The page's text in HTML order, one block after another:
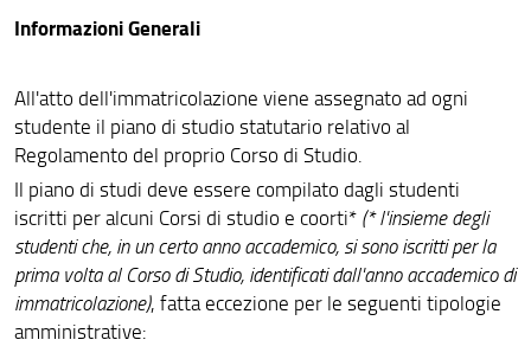
Informazioni Generali
All'atto dell'immatricolazione viene assegnato ad ogni
studente il piano di studio statutario relativo al
Regolamento del proprio Corso di Studio.
Il piano di studi deve essere compilato dagli studenti
iscritti per alcuni Corsi di studio e coorti* (* l'insieme degli
studenti che, in un certo anno accademico, si sono iscritti per la
prima volta al Corso di Studio, identificati dall'anno accademico di
immatricolazione), fatta eccezione per le seguenti tipologie
amministrative:
Corsi di Laurea Magistrali a Ciclo Unico
Corsi di Laurea delle Professioni Sanitarie
Piani di Studio
Elenco dei docenti
Calendari e orari
Esami di stato